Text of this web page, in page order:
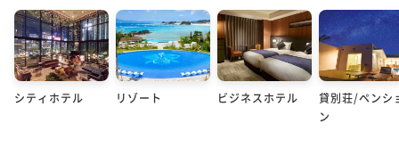
シティホテル リゾート ビジネスホテル
貸別荘/ペンシ
ン